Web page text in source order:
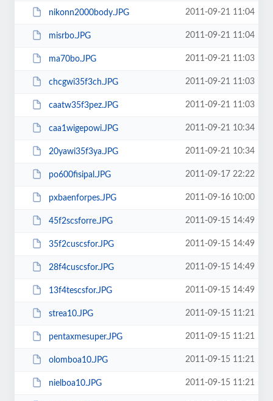
nikonn2000body.JPG 2011-09-21 11:04
misrbo.JPG 2011-09-21 11:04
ma70bo.JPG 2011-09-21 11:03
chcgwi35f3ch.JPG 2011-09-21 11:03
caatw35f3pez.JPG 2011-09-21 11:03
caa1wigepowi.JPG 2011-09-21 10:34
20yawi35f3ya.JPG 2011-09-21 10:34
po600fisipal.JPG 2011-09-17 22:22
pxbaenforpes.JPG 2011-09-16 10:00
45f2scsforre.JPG 2011-09-15 14:49
35f2cuscsfor.JPG 2011-09-15 14:49
28f4cuscsfor.JPG 2011-09-15 14:49
13f4tescsfor.JPG 2011-09-15 14:49
strea10.JPG 2011-09-15 11:21
pentaxmesuper.JPG 2011-09-15 11:21
olomboa10.JPG 2011-09-15 11:21
nielboa10.JPG 2011-09-15 11:21